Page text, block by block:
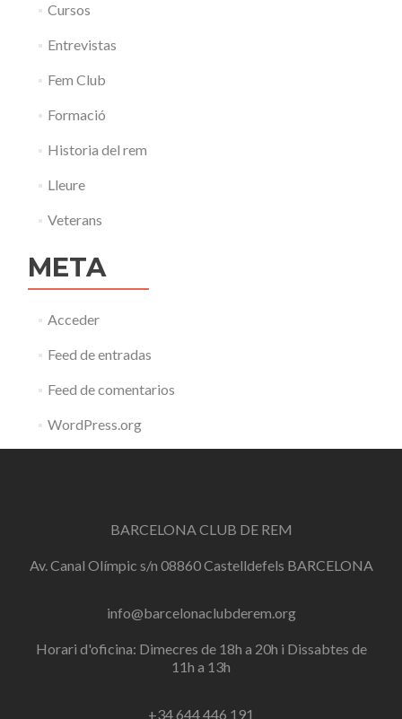
Cursos
Entrevistas
Fem Club
Formació
Historia del rem
Lleure
Veterans
META
Acceder
Feed de entradas
Feed de comentarios
WordPress.org
BARCELONA CLUB DE REM
Av. Canal Olímpic s/n 08860 Castelldefels BARCELONA
info@barcelonaclubderem.org
Horari d'oficina: Dimecres de 18h a 20h i Dissabtes de
11h a 13h
+34 644 446 191